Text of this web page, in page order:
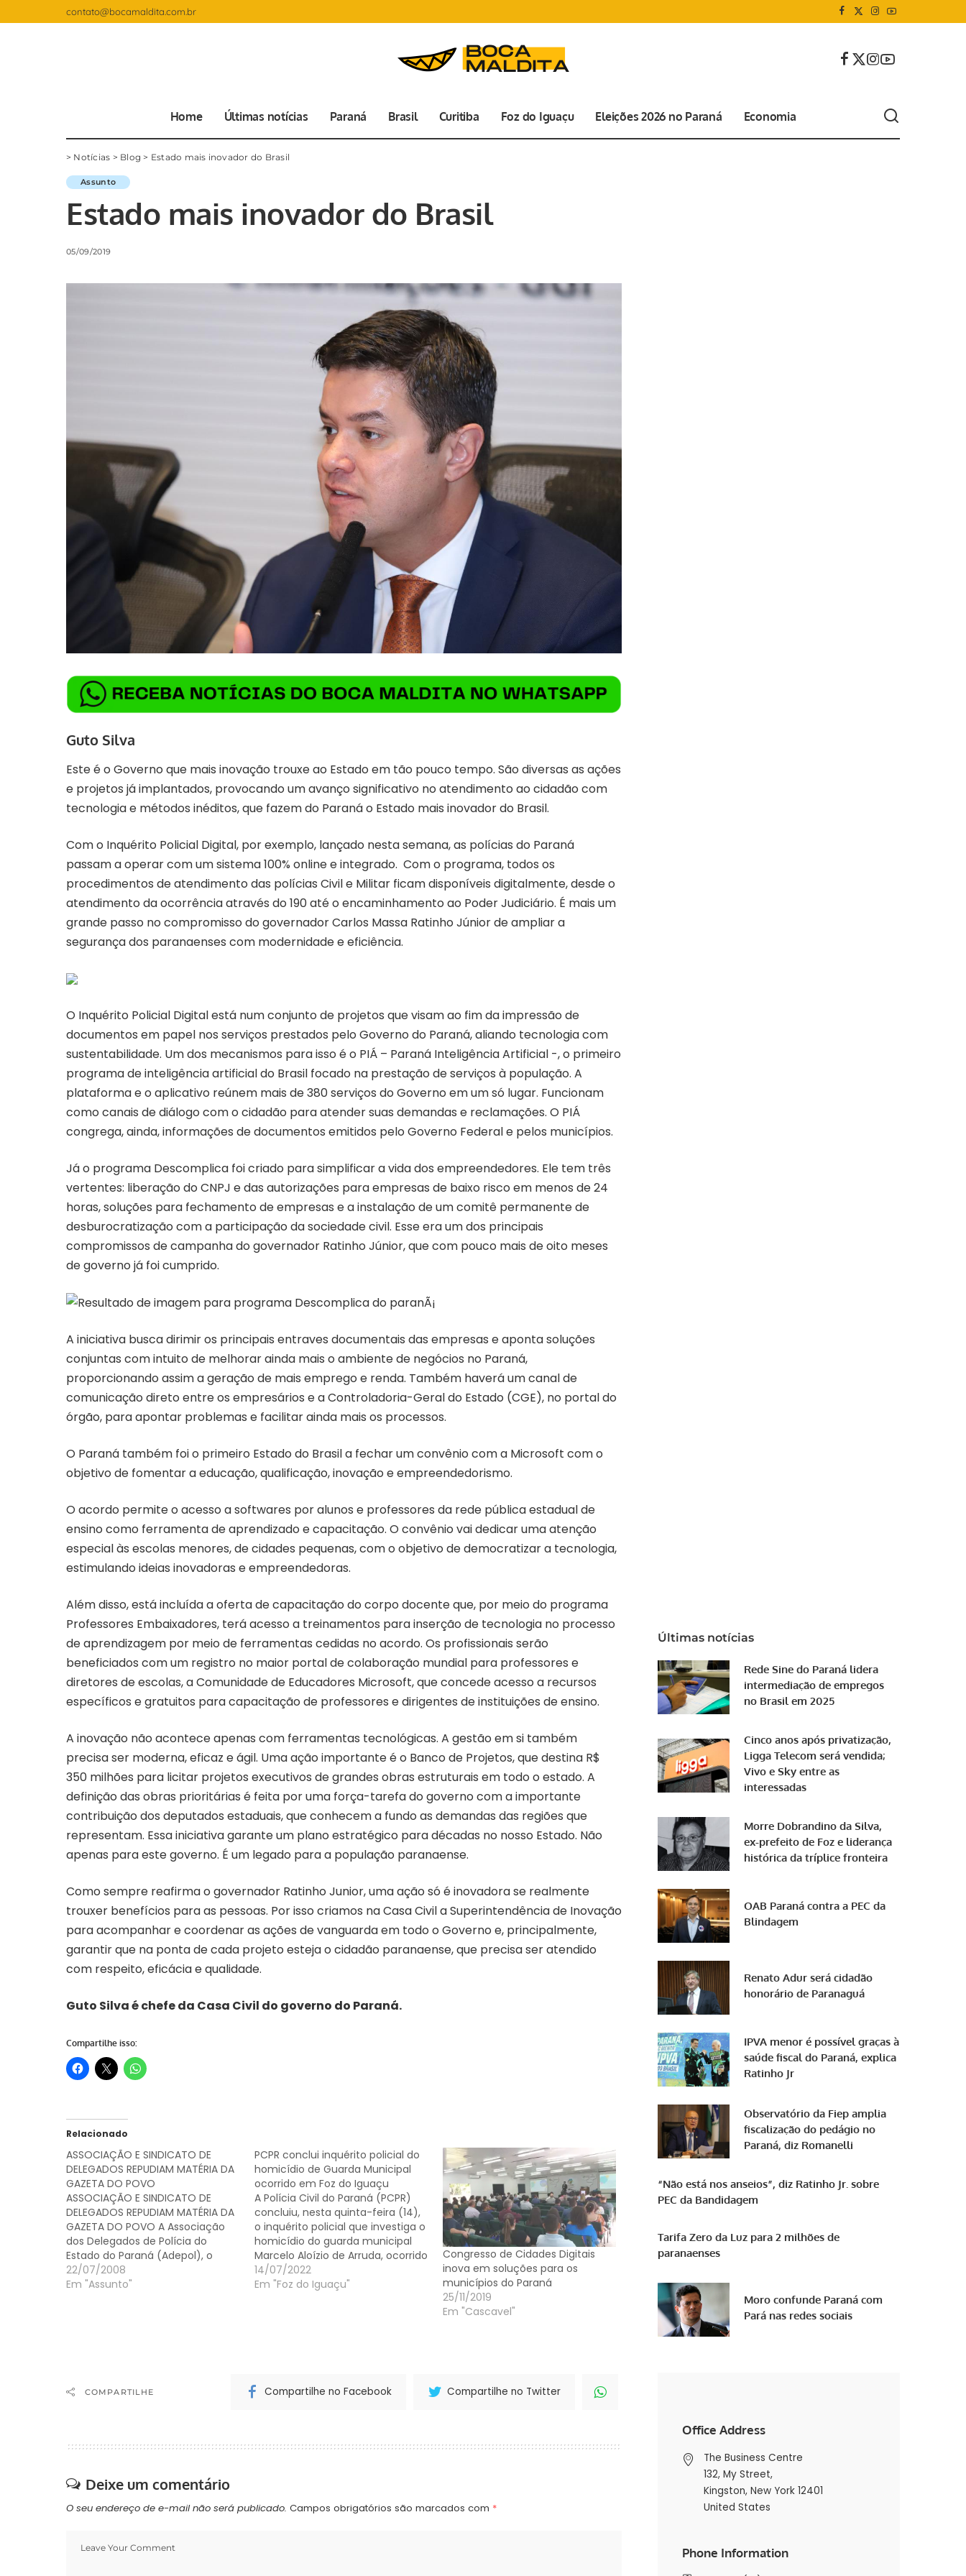
contato@bocamaldita.com.br
Home Últimas notícias Paraná Brasil Curitiba Foz do Iguaçu Eleições 2026 no Paraná Economia
> Notícias > Blog > Estado mais inovador do Brasil
Assunto
Estado mais inovador do Brasil
05/09/2019
Guto Silva
Este é o Governo que mais inovação trouxe ao Estado em tão pouco tempo. São diversas as ações
e projetos já implantados, provocando um avanço significativo no atendimento ao cidadão com
tecnologia e métodos inéditos, que fazem do Paraná o Estado mais inovador do Brasil.
Com o Inquérito Policial Digital, por exemplo, lançado nesta semana, as polícias do Paraná
passam a operar com um sistema 100% online e integrado. Com o programa, todos os
procedimentos de atendimento das polícias Civil e Militar ficam disponíveis digitalmente, desde o
atendimento da ocorrência através do 190 até o encaminhamento ao Poder Judiciário. É mais um
grande passo no compromisso do governador Carlos Massa Ratinho Júnior de ampliar a
segurança dos paranaenses com modernidade e eficiência.
O Inquérito Policial Digital está num conjunto de projetos que visam ao fim da impressão de
documentos em papel nos serviços prestados pelo Governo do Paraná, aliando tecnologia com
sustentabilidade. Um dos mecanismos para isso é o PIÁ – Paraná Inteligência Artificial -, o primeiro
programa de inteligência artificial do Brasil focado na prestação de serviços à população. A
plataforma e o aplicativo reúnem mais de 380 serviços do Governo em um só lugar. Funcionam
como canais de diálogo com o cidadão para atender suas demandas e reclamações. O PIÁ
congrega, ainda, informações de documentos emitidos pelo Governo Federal e pelos municípios.
Já o programa Descomplica foi criado para simplificar a vida dos empreendedores. Ele tem três
vertentes: liberação do CNPJ e das autorizações para empresas de baixo risco em menos de 24
horas, soluções para fechamento de empresas e a instalação de um comitê permanente de
desburocratização com a participação da sociedade civil. Esse era um dos principais
compromissos de campanha do governador Ratinho Júnior, que com pouco mais de oito meses
de governo já foi cumprido.
A iniciativa busca dirimir os principais entraves documentais das empresas e aponta soluções
conjuntas com intuito de melhorar ainda mais o ambiente de negócios no Paraná,
proporcionando assim a geração de mais emprego e renda. Também haverá um canal de
comunicação direto entre os empresários e a Controladoria-Geral do Estado (CGE), no portal do
órgão, para apontar problemas e facilitar ainda mais os processos.
O Paraná também foi o primeiro Estado do Brasil a fechar um convênio com a Microsoft com o
objetivo de fomentar a educação, qualificação, inovação e empreendedorismo.
O acordo permite o acesso a softwares por alunos e professores da rede pública estadual de
ensino como ferramenta de aprendizado e capacitação. O convênio vai dedicar uma atenção
especial às escolas menores, de cidades pequenas, com o objetivo de democratizar a tecnologia,
estimulando ideias inovadoras e empreendedoras.
Além disso, está incluída a oferta de capacitação do corpo docente que, por meio do programa
Professores Embaixadores, terá acesso a treinamentos para inserção de tecnologia no processo
de aprendizagem por meio de ferramentas cedidas no acordo. Os profissionais serão
beneficiados com um registro no maior portal de colaboração mundial para professores e
diretores de escolas, a Comunidade de Educadores Microsoft, que concede acesso a recursos
específicos e gratuitos para capacitação de professores e dirigentes de instituições de ensino.
A inovação não acontece apenas com ferramentas tecnológicas. A gestão em si também
precisa ser moderna, eficaz e ágil. Uma ação importante é o Banco de Projetos, que destina R$
350 milhões para licitar projetos executivos de grandes obras estruturais em todo o estado. A
definição das obras prioritárias é feita por uma força-tarefa do governo com a importante
contribuição dos deputados estaduais, que conhecem a fundo as demandas das regiões que
representam. Essa iniciativa garante um plano estratégico para décadas no nosso Estado. Não
apenas para este governo. É um legado para a população paranaense.
Como sempre reafirma o governador Ratinho Junior, uma ação só é inovadora se realmente
trouxer benefícios para as pessoas. Por isso criamos na Casa Civil a Superintendência de Inovação
para acompanhar e coordenar as ações de vanguarda em todo o Governo e, principalmente,
garantir que na ponta de cada projeto esteja o cidadão paranaense, que precisa ser atendido
com respeito, eficácia e qualidade.
Guto Silva é chefe da Casa Civil do governo do Paraná.
Compartilhe isso:
Relacionado
ASSOCIAÇÃO E SINDICATO DE
DELEGADOS REPUDIAM MATÉRIA DA
GAZETA DO POVO
ASSOCIAÇÃO E SINDICATO DE
DELEGADOS REPUDIAM MATÉRIA DA
GAZETA DO POVO A Associação
dos Delegados de Polícia do
Estado do Paraná (Adepol), o
Sindicato dos Delegados da
Polícia Civil do Estado do Paraná
22/07/2008
Em "Assunto"
PCPR conclui inquérito policial do
homicídio de Guarda Municipal
ocorrido em Foz do Iguaçu
A Polícia Civil do Paraná (PCPR)
concluiu, nesta quinta-feira (14),
o inquérito policial que investiga o
homicídio do guarda municipal
Marcelo Aloízio de Arruda, ocorrido
último domingo (10), em Foz do
Iguaçu, no Oeste do Estado.
14/07/2022
Em "Foz do Iguaçu"
Congresso de Cidades Digitais
inova em soluções para os
municípios do Paraná
25/11/2019
Em "Cascavel"
COMPARTILHE Compartilhe no Facebook Compartilhe no Twitter
Deixe um comentário
O seu endereço de e-mail não será publicado. Campos obrigatórios são marcados com *
Últimas notícias
Rede Sine do Paraná lidera
intermediação de empregos
no Brasil em 2025
Cinco anos após privatização,
Ligga Telecom será vendida;
Vivo e Sky entre as
interessadas
Morre Dobrandino da Silva,
ex-prefeito de Foz e liderança
histórica da tríplice fronteira
OAB Paraná contra a PEC da
Blindagem
Renato Adur será cidadão
honorário de Paranaguá
IPVA menor é possível graças à
saúde fiscal do Paraná, explica
Ratinho Jr
Observatório da Fiep amplia
fiscalização do pedágio no
Paraná, diz Romanelli
“Não está nos anseios”, diz Ratinho Jr. sobre
PEC da Bandidagem
Tarifa Zero da Luz para 2 milhões de
paranaenses
Moro confunde Paraná com
Pará nas redes sociais
Office Address
The Business Centre
132, My Street,
Kingston, New York 12401
United States
Phone Information